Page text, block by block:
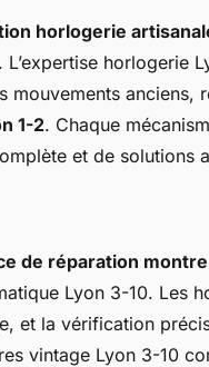
horlogerie
. L’expertise horlogerie
mouvements anciens,
1-2. Chaque
et de solutions
de réparation montre
Lyon 3-10. Les
et la vérification
vintage Lyon 3-10